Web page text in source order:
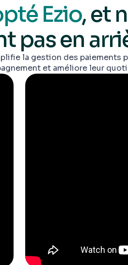
Ezio, et
pas en
la gestion des paiements
et améliore leur